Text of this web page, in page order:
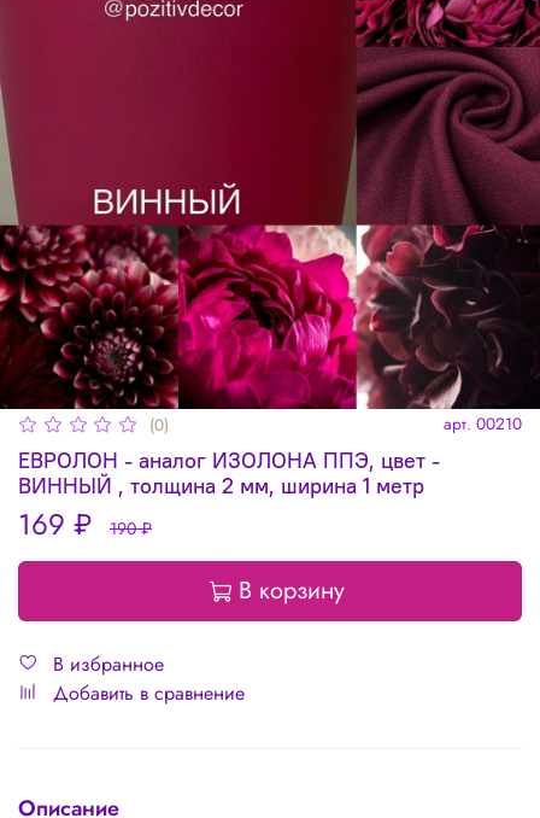
(0) арт. 00210
ЕВРОЛОН - аналог ИЗОЛОНА ППЭ, цвет -
ВИННЫЙ , толщина 2 мм, ширина 1 метр
169 ₽ 190 ₽
В корзину
В избранное
Добавить в сравнение
Описание